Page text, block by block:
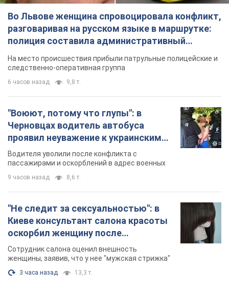
Во Львове женщина спровоцировала конфликт,
разговаривая на русском языке в маршрутке:
полиция составила административный
протокол. Видео
На место происшествия прибыли патрульные полицейские и
следственно-оперативная группа
6 часов назад 9,8 т.
"Воюют, потому что глупы": в
Черновцах водитель автобуса
проявил неуважение к украинским
военным и поплатился за это.
Видео
Водителя уволили после конфликта с
пассажирами и оскорблений в адрес военных
9 часов назад 8,6 т.
"Не следит за сексуальностью": в
Киеве консультант салона красоты
оскорбил женщину после
химиотерапии, разгорелся скандал.
Фото
Сотрудник салона оценил внешность
женщины, заявив, что у нее "мужская стрижка"
3 часа назад 13,3 т.